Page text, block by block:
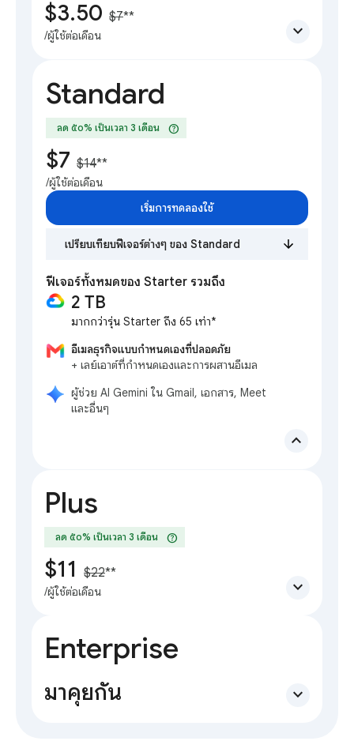
$3.50 $7**
/ผู้ใช้ต่อเดือน expand_more
Standard
ลด ๕๐% เป็นเวลา 3 เดือน help
$7 $14**
/ผู้ใช้ต่อเดือน
เริ่มการทดลองใช้
เปรียบเทียบฟีเจอร์ต่างๆ ของ Standard
ฟีเจอร์ทั้งหมดของ Starter รวมถึง
2 TB
มากกว่ารุ่น Starter ถึง 65 เท่า*
อีเมลธุรกิจแบบกำหนดเองที่ปลอดภัย
+ เลย์เอาต์ที่กำหนดเองและการผสานอีเมล
ผู้ช่วย AI Gemini ใน Gmail, เอกสาร, Meet
และอื่นๆ
expand_less
Plus
ลด ๕๐% เป็นเวลา 3 เดือน help
$11 $22**
/ผู้ใช้ต่อเดือน expand_more
Enterprise
มาคุยกัน expand_more